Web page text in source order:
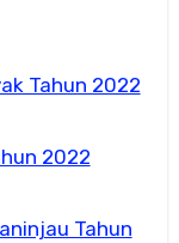
Tahun 2022
2022
Tahun